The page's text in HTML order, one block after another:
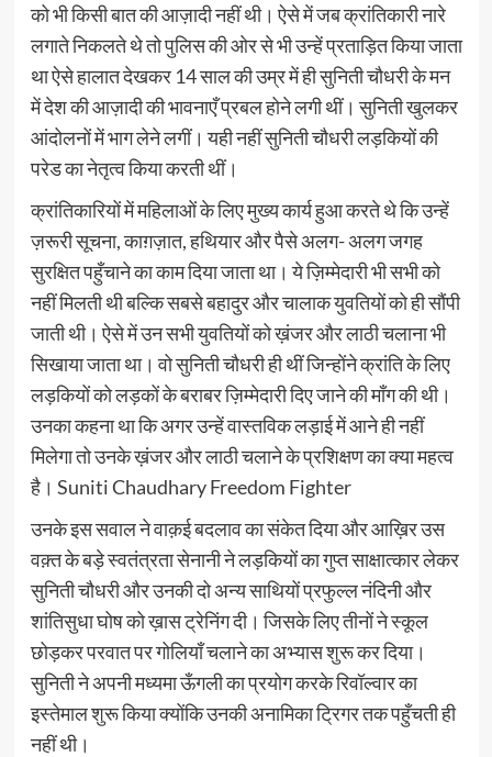
को भी किसी बात की आज़ादी नहीं थी। ऐसे में जब क्रांतिकारी नारे
लगाते निकलते थे तो पुलिस की ओर से भी उन्हें प्रताड़ित किया जाता
था ऐसे हालात देखकर 14 साल की उम्र में ही सुनिती चौधरी के मन
में देश की आज़ादी की भावनाएँ प्रबल होने लगी थीं। सुनिती खुलकर
आंदोलनों में भाग लेने लगीं। यही नहीं सुनिती चौधरी लड़कियों की
परेड का नेतृत्व किया करती थीं।
क्रांतिकारियों में महिलाओं के लिए मुख्य कार्य हुआ करते थे कि उन्हें
ज़रूरी सूचना, काग़ज़ात, हथियार और पैसे अलग- अलग जगह
सुरक्षित पहुँचाने का काम दिया जाता था। ये ज़िम्मेदारी भी सभी को
नहीं मिलती थी बल्कि सबसे बहादुर और चालाक युवतियों को ही सौंपी
जाती थी। ऐसे में उन सभी युवतियों को ख़ंजर और लाठी चलाना भी
सिखाया जाता था। वो सुनिती चौधरी ही थीं जिन्होंने क्रांति के लिए
लड़कियों को लड़कों के बराबर ज़िम्मेदारी दिए जाने की माँग की थी।
उनका कहना था कि अगर उन्हें वास्तविक लड़ाई में आने ही नहीं
मिलेगा तो उनके ख़ंजर और लाठी चलाने के प्रशिक्षण का क्या महत्व
है। Suniti Chaudhary Freedom Fighter
उनके इस सवाल ने वाक़ई बदलाव का संकेत दिया और आख़िर उस
वक़्त के बड़े स्वतंत्रता सेनानी ने लड़कियों का गुप्त साक्षात्कार लेकर
सुनिती चौधरी और उनकी दो अन्य साथियों प्रफुल्ल नंदिनी और
शांतिसुधा घोष को ख़ास ट्रेनिंग दी। जिसके लिए तीनों ने स्कूल
छोड़कर परवात पर गोलियाँ चलाने का अभ्यास शुरू कर दिया।
सुनिती ने अपनी मध्यमा ऊँगली का प्रयोग करके रिवॉल्वार का
इस्तेमाल शुरू किया क्योंकि उनकी अनामिका ट्रिगर तक पहुँचती ही
नहीं थी।